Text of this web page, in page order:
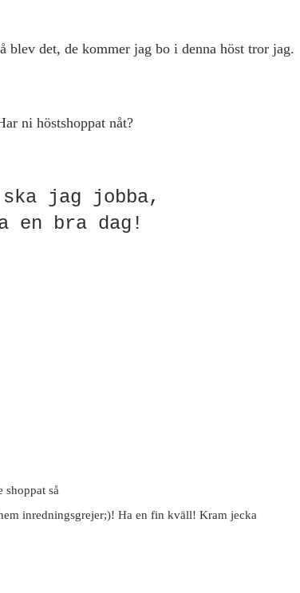
blev det, de kommer jag bo i denna höst tror jag.
ni höstshoppat nåt?
ska jag jobba,
en bra dag!
så
inredningsgrejer;)! Ha en fin kväll! Kram jecka